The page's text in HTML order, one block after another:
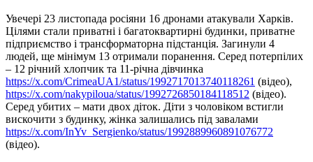
Увечері 23 листопада росіяни 16 дронами атакували Харків.
Цілями стали приватні і багатоквартирні будинки, приватне
підприємство і трансформаторна підстанція. Загинули 4
людей, ще мінімум 13 отримали поранення. Серед потерпілих
– 12 річний хлопчик та 11-річна дівчинка
https://x.com/CrimeaUA1/status/1992717013740118261 (відео),
https://x.com/nakypiloua/status/1992726850184118512 (відео).
Серед убитих – мати двох діток. Діти з чоловіком встигли
вискочити з будинку, жінка залишались під завалами
https://x.com/InYv_Sergienko/status/1992889960891076772
(відео).